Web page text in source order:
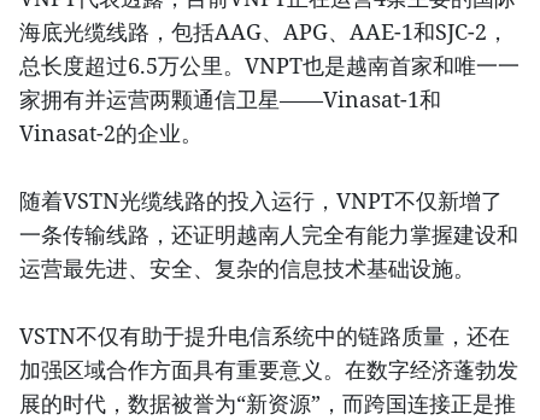
海底光缆线路，包括AAG、APG、AAE-1和SJC-2，
总长度超过6.5万公里。VNPT也是越南首家和唯一一
家拥有并运营两颗通信卫星——Vinasat-1和
Vinasat-2的企业。
随着VSTN光缆线路的投入运行，VNPT不仅新增了
一条传输线路，还证明越南人完全有能力掌握建设和
运营最先进、安全、复杂的信息技术基础设施。
VSTN不仅有助于提升电信系统中的链路质量，还在
加强区域合作方面具有重要意义。在数字经济蓬勃发
展的时代，数据被誉为“新资源”，而跨国连接正是推